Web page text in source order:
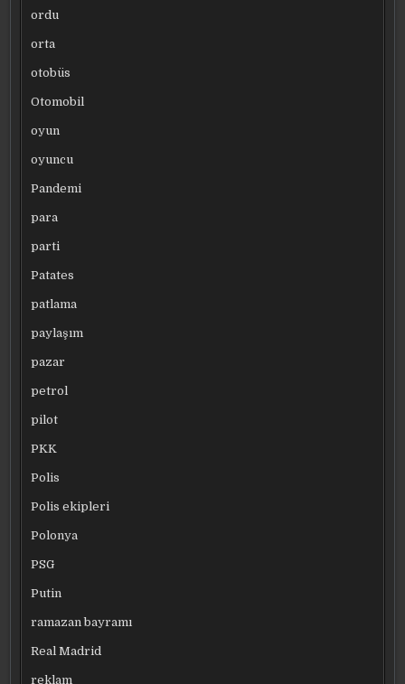
ordu
orta
otobüs
Otomobil
oyun
oyuncu
Pandemi
para
parti
Patates
patlama
paylaşım
pazar
petrol
pilot
PKK
Polis
Polis ekipleri
Polonya
PSG
Putin
ramazan bayramı
Real Madrid
reklam